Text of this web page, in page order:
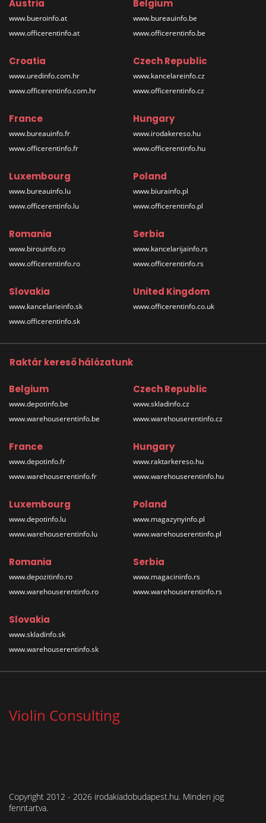
Austria
www.bueroinfo.at
www.officerentinfo.at
Belgium
www.bureauinfo.be
www.officerentinfo.be
Croatia
www.uredinfo.com.hr
www.officerentinfo.com.hr
Czech Republic
www.kancelareinfo.cz
www.officerentinfo.cz
France
www.bureauinfo.fr
www.officerentinfo.fr
Hungary
www.irodakereso.hu
www.officerentinfo.hu
Luxembourg
www.bureauinfo.lu
www.officerentinfo.lu
Poland
www.biurainfo.pl
www.officerentinfo.pl
Romania
www.birouinfo.ro
www.officerentinfo.ro
Serbia
www.kancelarijainfo.rs
www.officerentinfo.rs
Slovakia
www.kancelarieinfo.sk
www.officerentinfo.sk
United Kingdom
www.officerentinfo.co.uk
Raktár kereső hálózatunk
Belgium
www.depotinfo.be
www.warehouserentinfo.be
Czech Republic
www.skladinfo.cz
www.warehouserentinfo.cz
France
www.depotinfo.fr
www.warehouserentinfo.fr
Hungary
www.raktarkereso.hu
www.warehouserentinfo.hu
Luxembourg
www.depotinfo.lu
www.warehouserentinfo.lu
Poland
www.magazynyinfo.pl
www.warehouserentinfo.pl
Romania
www.depozitinfo.ro
www.warehouserentinfo.ro
Serbia
www.magacininfo.rs
www.warehouserentinfo.rs
Slovakia
www.skladinfo.sk
www.warehouserentinfo.sk
Violin Consulting
Copyright 2012 - 2026 irodakiadobudapest.hu. Minden jog
fenntartva.